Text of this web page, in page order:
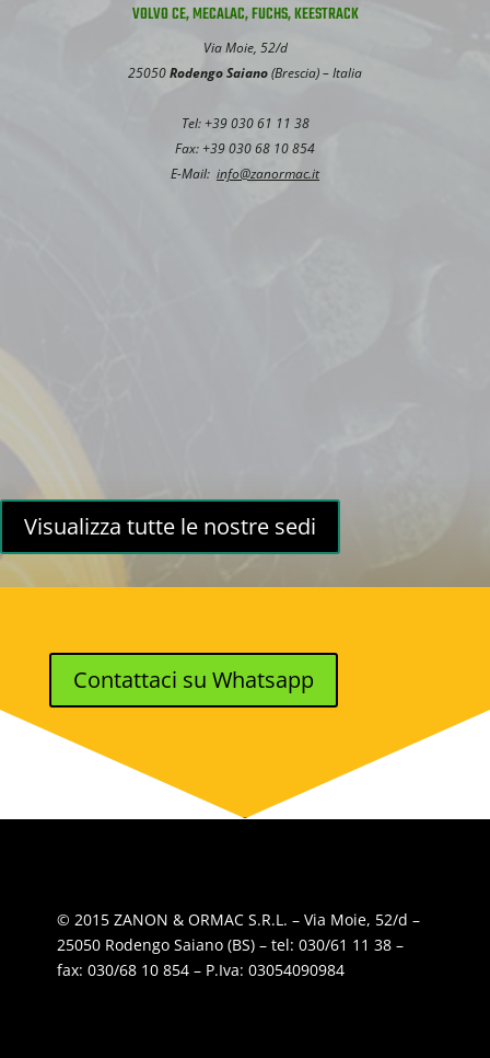
VOLVO CE, MECALAC, FUCHS, KEESTRACK
Via Moie, 52/d
25050Rodengo Saiano(Brescia) – Italia
Tel: +39 030 61 11 38
Fax: +39 030 68 10 854
E-Mail: info@zanormac.it
Visualizza tutte le nostre sedi
Contattaci su Whatsapp
© 2015 ZANON & ORMAC S.R.L. – Via Moie, 52/d –
25050 Rodengo Saiano (BS) – tel: 030/61 11 38 –
fax: 030/68 10 854 – P.Iva: 03054090984